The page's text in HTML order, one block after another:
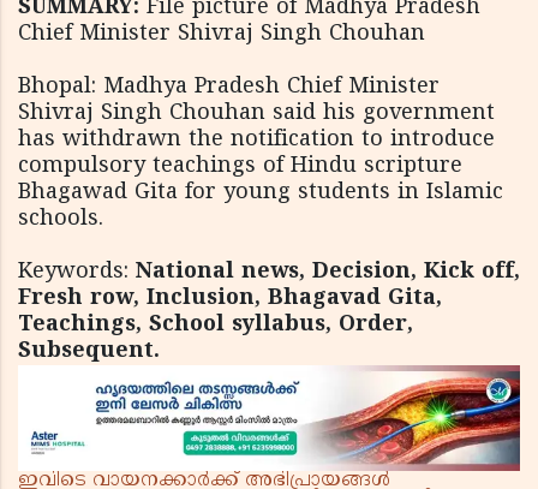
SUMMARY: File picture of Madhya Pradesh
Chief Minister Shivraj Singh Chouhan
Bhopal: Madhya Pradesh Chief Minister
Shivraj Singh Chouhan said his government
has withdrawn the notification to introduce
compulsory teachings of Hindu scripture
Bhagawad Gita for young students in Islamic
schools.
Keywords: National news, Decision, Kick off,
Fresh row, Inclusion, Bhagavad Gita,
Teachings, School syllabus, Order,
Subsequent.
ഇവിടെ വായനക്കാർക്ക് അഭിപ്രായങ്ങൾ